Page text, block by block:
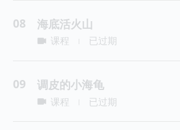
08 海底活火山
课程 已过期
09 调皮的小海龟
课程 已过期